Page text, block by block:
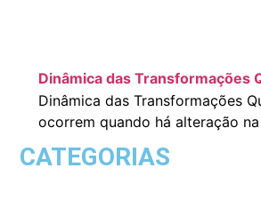
Dinâmica das Transformações
Dinâmica das Transformações
ocorrem quando há alteração
CATEGORIAS